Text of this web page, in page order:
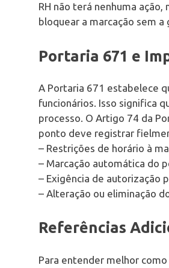
RH não terá nenhuma
bloquear a marcação sem a
Portaria 671 e
A Portaria 671 estabelece
funcionários. Isso significa
processo. O Artigo 74 da
ponto deve registrar
– Restrições de horário à
– Marcação automática do
– Exigência de autorização
– Alteração ou eliminação
Referências
Para entender melhor